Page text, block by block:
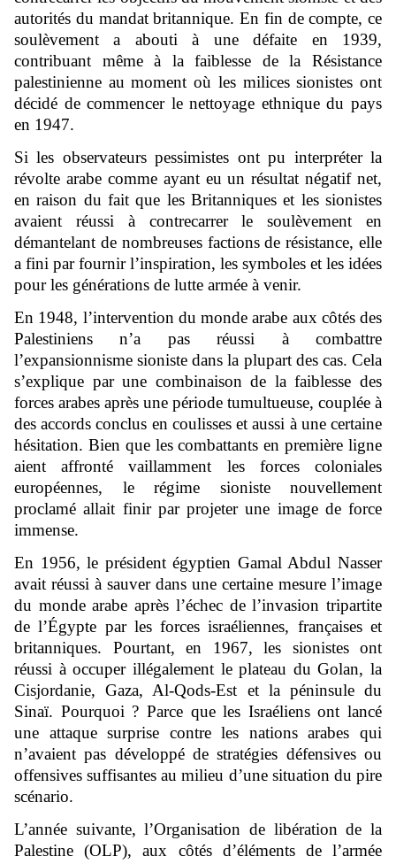
autorités du mandat britannique. En fin de compte, ce
soulèvement a abouti à une défaite en 1939,
contribuant même à la faiblesse de la Résistance
palestinienne au moment où les milices sionistes ont
décidé de commencer le nettoyage ethnique du pays
en 1947.
Si les observateurs pessimistes ont pu interpréter la
révolte arabe comme ayant eu un résultat négatif net,
en raison du fait que les Britanniques et les sionistes
avaient réussi à contrecarrer le soulèvement en
démantelant de nombreuses factions de résistance, elle
a fini par fournir l’inspiration, les symboles et les idées
pour les générations de lutte armée à venir.
En 1948, l’intervention du monde arabe aux côtés des
Palestiniens n’a pas réussi à combattre
l’expansionnisme sioniste dans la plupart des cas. Cela
s’explique par une combinaison de la faiblesse des
forces arabes après une période tumultueuse, couplée à
des accords conclus en coulisses et aussi à une certaine
hésitation. Bien que les combattants en première ligne
aient affronté vaillamment les forces coloniales
européennes, le régime sioniste nouvellement
proclamé allait finir par projeter une image de force
immense.
En 1956, le président égyptien Gamal Abdul Nasser
avait réussi à sauver dans une certaine mesure l’image
du monde arabe après l’échec de l’invasion tripartite
de l’Égypte par les forces israéliennes, françaises et
britanniques. Pourtant, en 1967, les sionistes ont
réussi à occuper illégalement le plateau du Golan, la
Cisjordanie, Gaza, Al-Qods-Est et la péninsule du
Sinaï. Pourquoi ? Parce que les Israéliens ont lancé
une attaque surprise contre les nations arabes qui
n’avaient pas développé de stratégies défensives ou
offensives suffisantes au milieu d’une situation du pire
scénario.
L’année suivante, l’Organisation de libération de la
Palestine (OLP), aux côtés d’éléments de l’armée